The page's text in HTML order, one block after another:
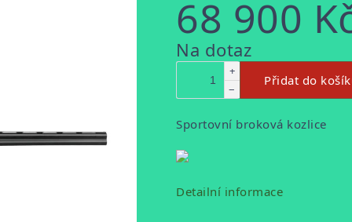
68 900
Měrná
cena:
Na dotaz
+
−
Přidat do
Sportovní broková kozlice
Detailní informace